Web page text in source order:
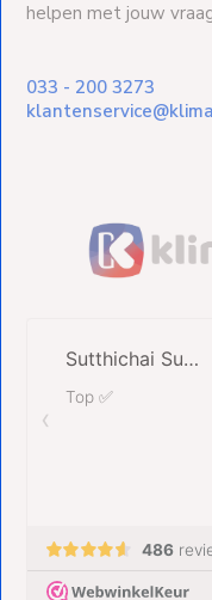
helpen met jouw
033 - 200 3273